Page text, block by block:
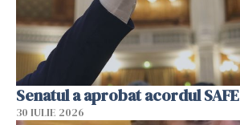
Senatul a aprobat acordul SAFE
30 IULIE 2026